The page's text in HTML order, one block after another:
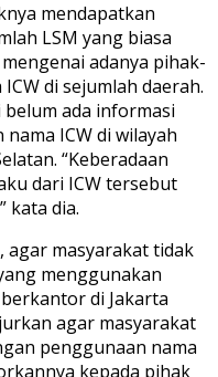
mendapatkan
LSM yang biasa
adanya pihak-
di sejumlah daerah.
ada informasi
ICW di wilayah
“Keberadaan
dari ICW tersebut
kata dia.
agar masyarakat tidak
menggunakan
di Jakarta
agar masyarakat
penggunaan nama
kepada pihak